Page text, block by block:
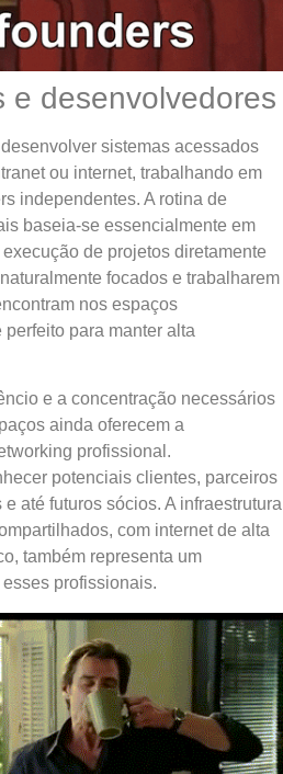
e desenvolvedores
sistemas acessados
ou internet, trabalhando em
independentes. A rotina de
baseia-se essencialmente em
de projetos diretamente
focados e trabalharem
nos espaços
para manter alta
e a concentração necessários
ainda oferecem a
profissional.
potenciais clientes, parceiros
até futuros sócios. A infraestrutura
com internet de alta
também representa um
profissionais.